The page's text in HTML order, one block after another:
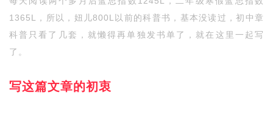
1365L，所以，妞儿800L以前的科普书，基本没读过，初中章
科普只看了几套，就懒得再单独发书单了，就在这里一起写
了。
写这篇文章的初衷